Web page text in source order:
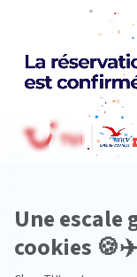
Neige
Plongée
Premium